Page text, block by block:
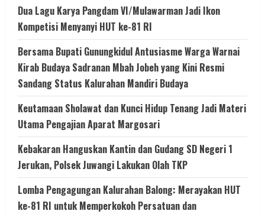
Dua Lagu Karya Pangdam VI/Mulawarman Jadi Ikon
Kompetisi Menyanyi HUT ke-81 RI
Bersama Bupati Gunungkidul Antusiasme Warga Warnai
Kirab Budaya Sadranan Mbah Jobeh yang Kini Resmi
Sandang Status Kalurahan Mandiri Budaya
Keutamaan Sholawat dan Kunci Hidup Tenang Jadi Materi
Utama Pengajian Aparat Margosari
Kebakaran Hanguskan Kantin dan Gudang SD Negeri 1
Jerukan, Polsek Juwangi Lakukan Olah TKP
Lomba Pengagungan Kalurahan Balong: Merayakan HUT
ke-81 RI untuk Memperkokoh Persatuan dan